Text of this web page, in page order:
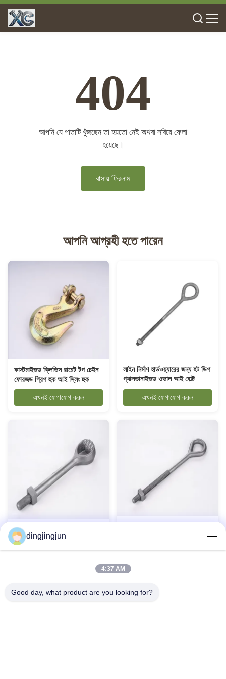
404
আপনি যে পাতাটি খুঁজছেন তা হয়তো নেই অথবা সরিয়ে ফেলা
হয়েছে।
বাসায় ফিরলাম
আপনি আগ্রহী হতে পারেন
কাস্টমাইজড ক্লিভিস রাচেট টগ চেইন
ফোরজড গ্রিপ হুক আই স্লিং হুক
এখনই যোগাযোগ করুন
লাইন নির্মাণ হার্ডওয়্যারের জন্য হট ডিপ
গ্যালভানাইজড ওভাল আই বোল্ট
এখনই যোগাযোগ করুন
জিংক প্লাস্টিক কার্বন ইস্পাত থাম্বল
চোখ অ্যাঙ্কর রড মেরু লাইন
হার্ডওয়্যার
dingjingjun
4:37 AM
Good day, what product are you looking for?